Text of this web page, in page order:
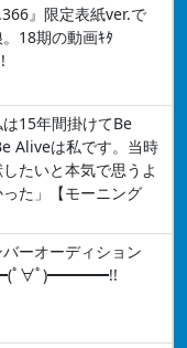
』限定表紙ver.で
18期の動画ｷﾀ
は15年間掛けてBe
Aliveは私です。当時
たいと本気で思うよ
た」【モーニング
バーオーディション
ﾟ∀ﾟ)━━━━!!